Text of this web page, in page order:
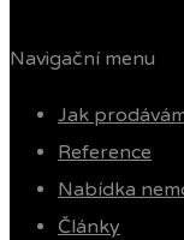
Navigační menu
Jak
Reference
Nabídka
Články